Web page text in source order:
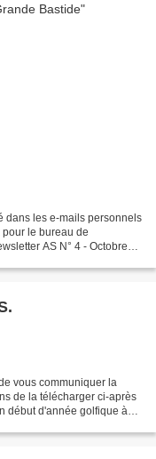
dans les e-mails personnels
pour le bureau de
vous communiquer la
de la télécharger ci-après
début d'année golfique à